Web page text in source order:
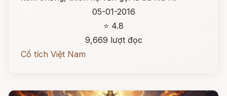
05-01-2016
⭐ 4.8
9,669 lượt đọc
Cổ tích Việt Nam